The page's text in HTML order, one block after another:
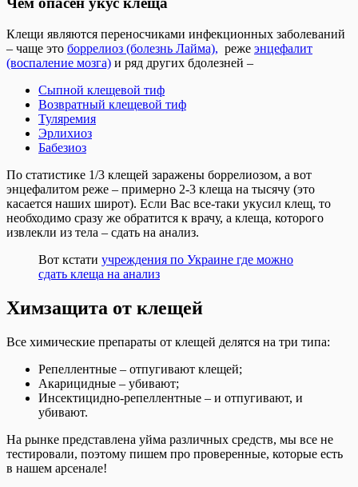
Клещи являются переносчиками инфекционных заболеваний
– чаще это боррелиоз (болезнь Лайма), реже энцефалит
(воспаление мозга) и ряд других бдолезней –
Сыпной клещевой тиф
Возвратный клещевой тиф
Туляремия
Эрлихиоз
Бабезиоз
По статистике 1/3 клещей заражены боррелиозом, а вот
энцефалитом реже – примерно 2-3 клеща на тысячу (это
касается наших широт). Если Вас все-таки укусил клещ, то
необходимо сразу же обратится к врачу, а клеща, которого
извлекли из тела – сдать на анализ.
Вот кстати учреждения по Украине где можно
сдать клеща на анализ
Химзащита от клещей
Все химические препараты от клещей делятся на три типа:
Репеллентные – отпугивают клещей;
Акарицидные – убивают;
Инсектицидно-репеллентные – и отпугивают, и
убивают.
На рынке представлена уйма различных средств, мы все не
тестировали, поэтому пишем про проверенные, которые есть
в нашем арсенале!